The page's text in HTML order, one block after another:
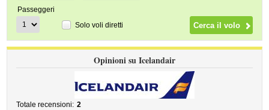
Passeggeri
Solo voli diretti
Opinioni su Icelandair
Totale recensioni: 2